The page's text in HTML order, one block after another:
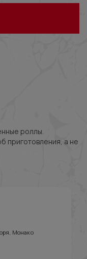
роллы.
приготовления, а не
Монако